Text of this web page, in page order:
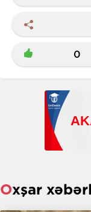
0
Oxşar